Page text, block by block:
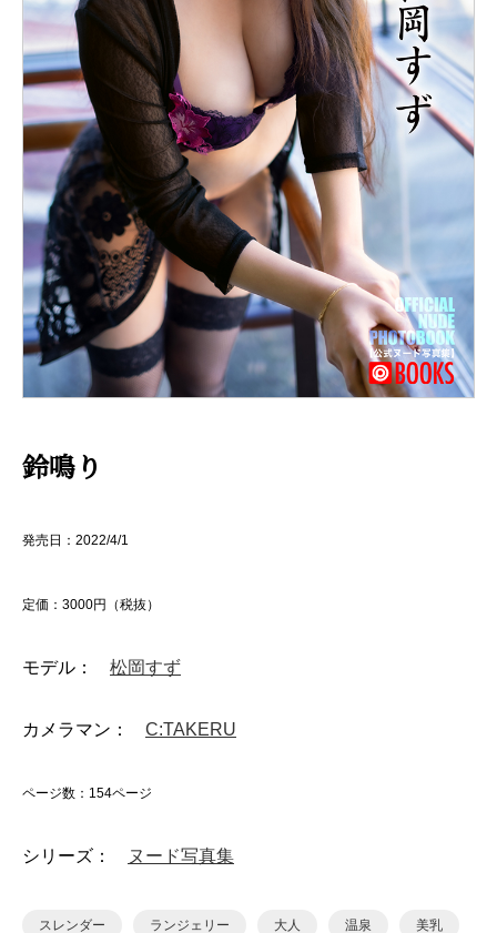
鈴鳴り
発売日：2022/4/1
定価：3000円（税抜）
モデル： 松岡すず
カメラマン： C:TAKERU
ページ数：154ページ
シリーズ： ヌード写真集
スレンダー ランジェリー 大人 温泉 美乳